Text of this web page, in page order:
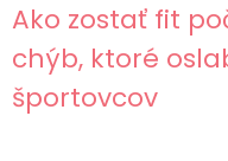
Ako zostať fit
chýb, ktoré
športovcov